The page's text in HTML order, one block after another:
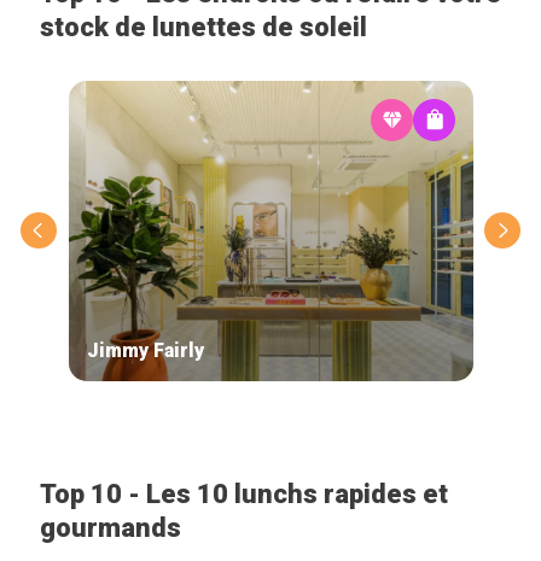
stock de lunettes de soleil
Jimmy Fairly
Top 10 - Les 10 lunchs rapides et
gourmands